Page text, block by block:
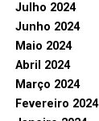
Julho 2024
Junho 2024
Maio 2024
Abril 2024
Março 2024
Fevereiro 2024